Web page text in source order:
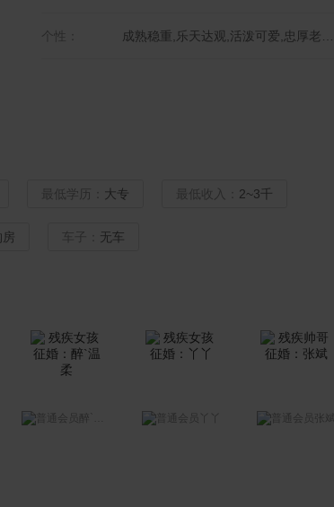
个性：
最低学历： 大专 最低收入： 2~3千
车子： 无车
张斌